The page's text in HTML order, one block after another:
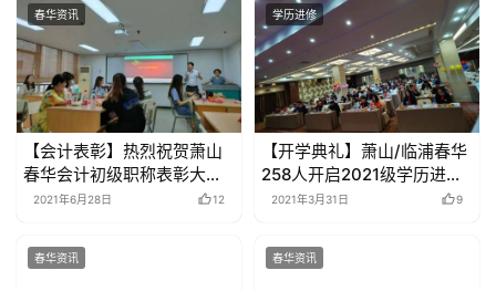
春华资讯
【会计表彰】热烈祝贺萧山
春华会计初级职称表彰大会
圆满成功
2021年6月28日 12
学历进修
【开学典礼】萧山/临浦春华
258人开启2021级学历进修
之路
2021年3月31日 9
春华资讯 春华资讯